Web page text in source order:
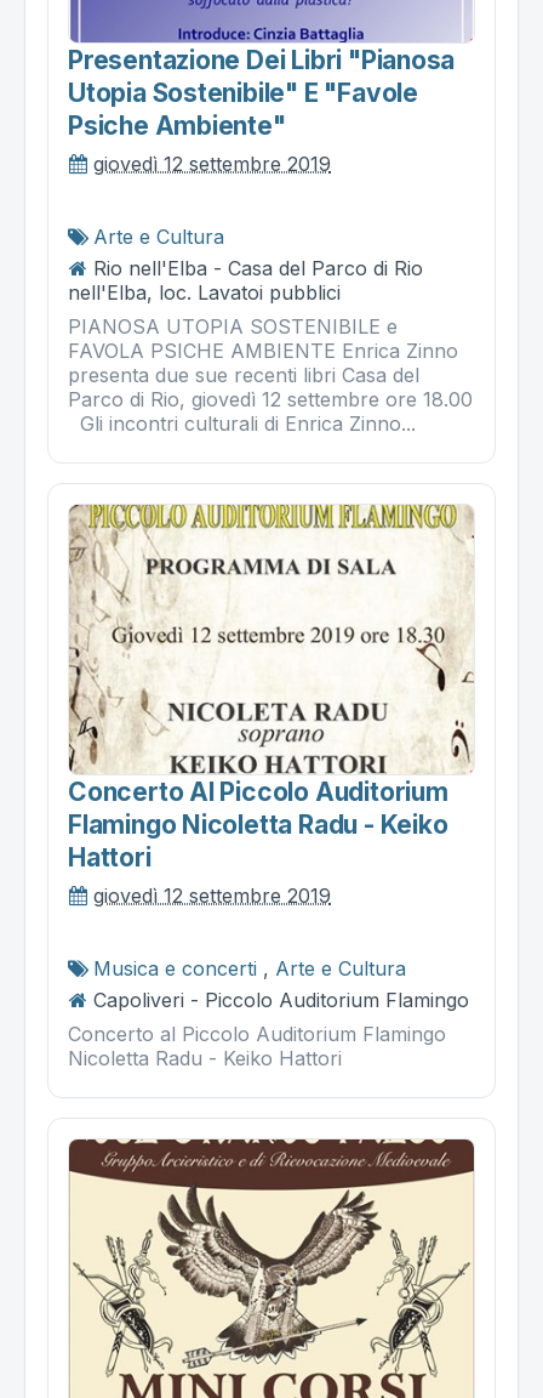
Presentazione Dei Libri "pianosa
Utopia Sostenibile" E "favole
Psiche Ambiente"
giovedì 12 settembre 2019
Arte e Cultura
Rio nell'Elba - Casa del Parco di Rio
nell'Elba, loc. Lavatoi pubblici
PIANOSA UTOPIA SOSTENIBILE e
FAVOLA PSICHE AMBIENTE Enrica Zinno
presenta due sue recenti libri Casa del
Parco di Rio, giovedì 12 settembre ore 18.00
Gli incontri culturali di Enrica Zinno...
Concerto Al Piccolo Auditorium
Flamingo Nicoletta Radu - Keiko
Hattori
giovedì 12 settembre 2019
Musica e concerti , Arte e Cultura
Capoliveri - Piccolo Auditorium Flamingo
Concerto al Piccolo Auditorium Flamingo
Nicoletta Radu - Keiko Hattori